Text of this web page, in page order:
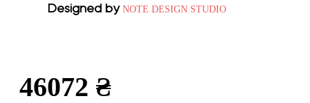
Designed by NOTE DESIGN STUDIO
46072 ₴